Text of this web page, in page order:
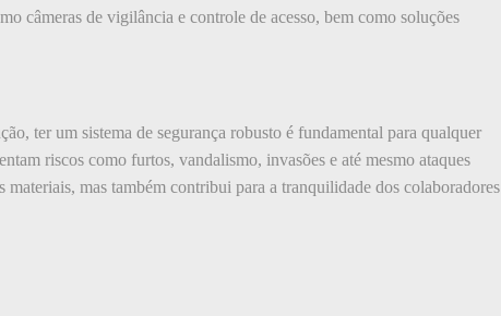
câmeras de vigilância e controle de acesso, bem como soluções
ter um sistema de segurança robusto é fundamental para qualquer
riscos como furtos, vandalismo, invasões e até mesmo ataques
mas também contribui para a tranquilidade dos colaboradores